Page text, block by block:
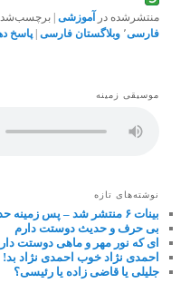
منتشرشده در آموزشی |
فارسی٬ وبلاگستان فارسی |پاسخ
موسیقی زمینه
نوشته‌های تازه
بینات ۶ منتشر شد – پس زمینه حدیثی ویندوز
بی حرف و حدیث دوستت دارم
ای که نور مهر و ماهی دوستت
احمدی نژاد خوب احمدی نژاد بد!
جلیلی یا قاضی زاده یا رئیسی؟